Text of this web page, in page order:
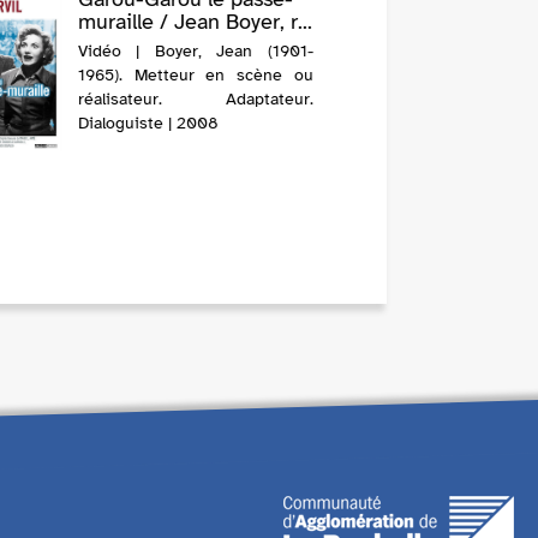
muraille / Jean Boyer, r...
Vidéo | Boyer, Jean (1901-
1965). Metteur en scène ou
réalisateur. Adaptateur.
Dialoguiste | 2008